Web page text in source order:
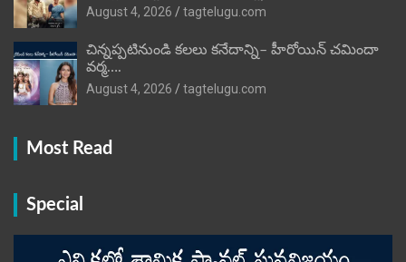
August 4, 2026
tagtelugu.com
చిన్నప్పటినుండి కలలు కనేదాన్ని– హీరోయిన్‌ చమిందా
వర్మ….
August 4, 2026
tagtelugu.com
Most Read
Special